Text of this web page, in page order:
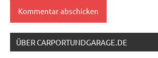
ÜBER CARPORTUNDGARAGE.DE